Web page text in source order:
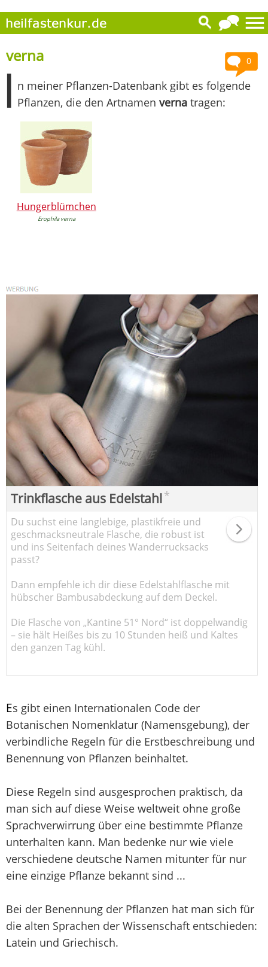
0
verna
I n meiner Pflanzen-Datenbank gibt es folgende
Pflanzen, die den Artnamen verna tragen:
Hungerblümchen
Erophila verna
Trinkflasche aus Edelstahl*
Du suchst eine langlebige, plastikfreie und
geschmacksneutrale Flasche, die robust ist
und ins Seitenfach deines Wanderrucksacks
passt?
Dann empfehle ich dir diese Edelstahlflasche mit
hübscher Bambusabdeckung auf dem Deckel.
Die Flasche von „Kantine 51° Nord“ ist doppelwandig
– sie hält Heißes bis zu 10 Stunden heiß und Kaltes
den ganzen Tag kühl.
Es gibt einen Internationalen Code der
Botanischen Nomenklatur (Namensgebung), der
verbindliche Regeln für die Erstbeschreibung und
Benennung von Pflanzen beinhaltet.
Diese Regeln sind ausgesprochen praktisch, da
man sich auf diese Weise weltweit ohne große
Sprachverwirrung über eine bestimmte Pflanze
unterhalten kann. Man bedenke nur wie viele
verschiedene deutsche Namen mitunter für nur
eine einzige Pflanze bekannt sind ...
Bei der Benennung der Pflanzen hat man sich für
die alten Sprachen der Wissenschaft entschieden:
Latein und Griechisch.